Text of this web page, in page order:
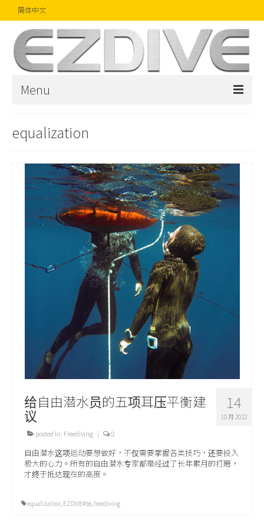
简体中文
Menu
摄影比赛
关于我们
equalization
14
10 月 2022
给自由潜水员的五项耳压平衡建
议
posted in: Freediving | 0
自由潜水这项运动要想做好，不仅需要掌握各类技巧，还要投入
极大的心力。所有的自由潜水专家都是经过了长年累月的打磨，
才终于抵达现在的高度。
equalization EZDIVE#98 freediving